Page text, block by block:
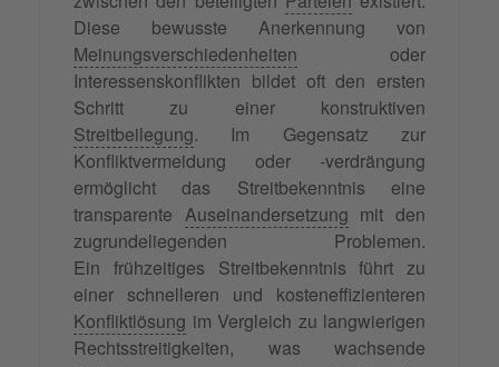
Diese bewusste Anerkennung von
Meinungsverschiedenheiten oder
Interessenskonflikten bildet oft den ersten
Schritt zu einer konstruktiven
Streitbeilegung. Im Gegensatz zur
Konfliktvermeidung oder -verdrängung
ermöglicht das Streitbekenntnis eine
transparente Auseinandersetzung mit den
zugrundeliegenden Problemen.
Ein frühzeitiges Streitbekenntnis führt zu
einer schnelleren und kosteneffizienteren
Konfliktlösung im Vergleich zu langwierigen
Rechtsstreitigkeiten, was wachsende